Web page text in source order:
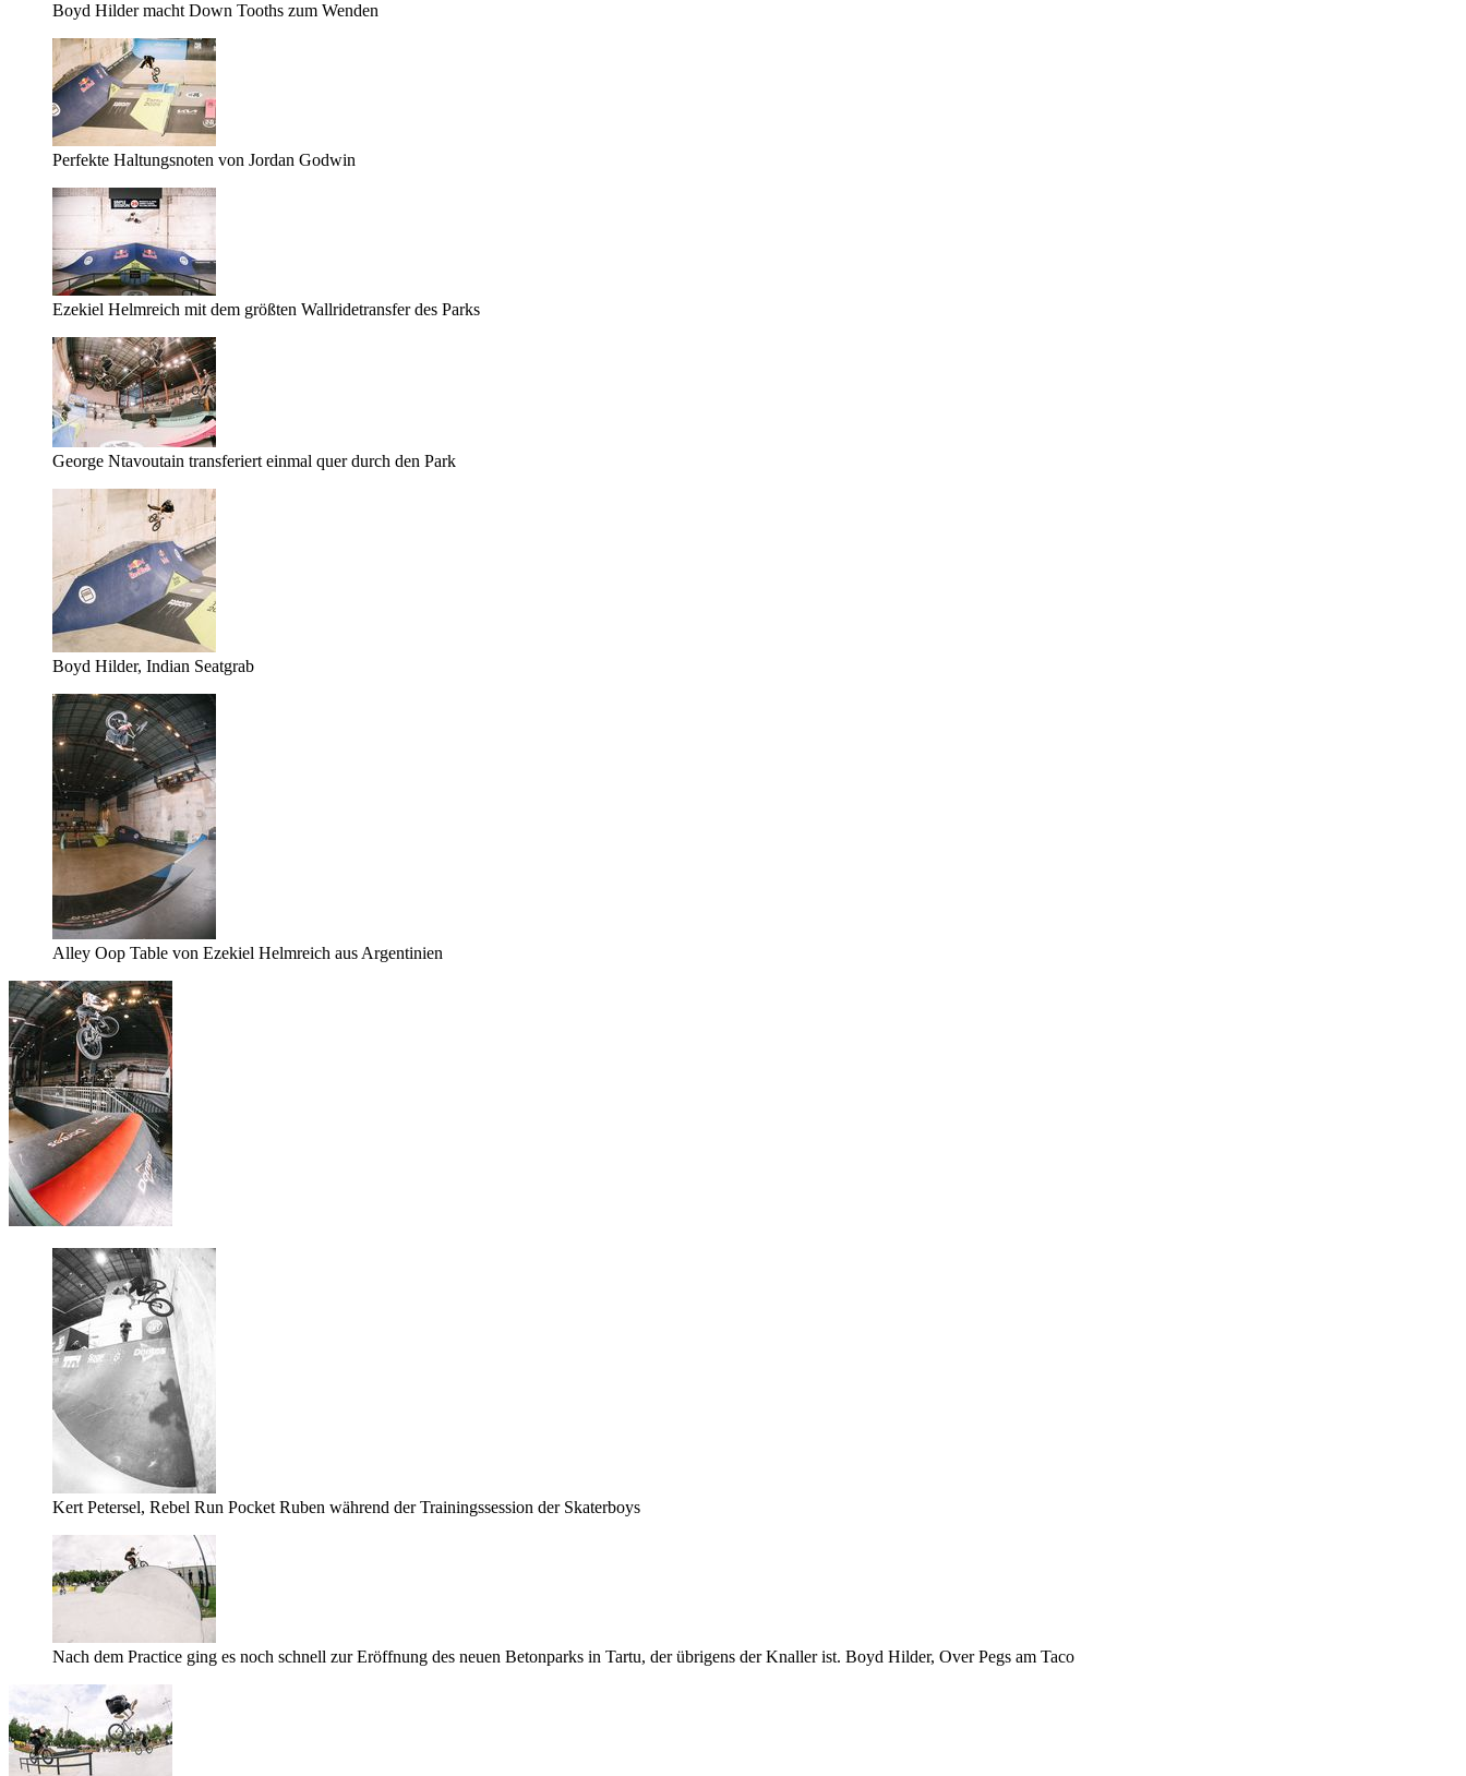
Boyd Hilder macht Down Tooths zum Wenden
Perfekte Haltungsnoten von Jordan Godwin
Ezekiel Helmreich mit dem größten Wallridetransfer des Parks
George Ntavoutain transferiert einmal quer durch den Park
Boyd Hilder, Indian Seatgrab
Alley Oop Table von Ezekiel Helmreich aus Argentinien
Kert Petersel, Rebel Run Pocket Ruben während der Trainingssession der Skaterboys
Nach dem Practice ging es noch schnell zur Eröffnung des neuen Betonparks in Tartu, der übrigens der Knaller ist. Boyd Hilder, Over Pegs am Taco